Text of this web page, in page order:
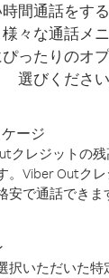
時間通話をす
々な通話メニ
ったりのオ
選びください
ージ
クレジットの
。Viber Outク
で通話できま
択いただいた